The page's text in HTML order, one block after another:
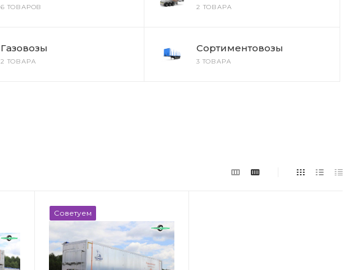
6 ТОВАРОВ 2 ТОВАРА
Газовозы
2 ТОВАРА
Сортиментовозы
3 ТОВАРА
Советуем